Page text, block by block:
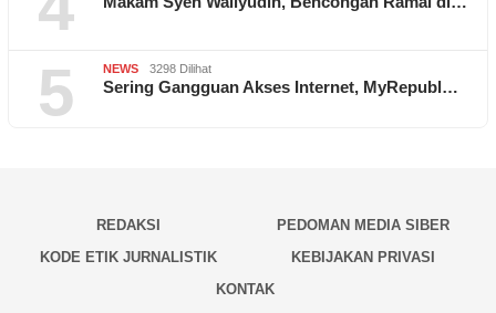
5 NEWS 3298 Dilihat
Sering Gangguan Akses Internet, MyRepubl…
REDAKSI
PEDOMAN MEDIA SIBER
KODE ETIK JURNALISTIK
KEBIJAKAN PRIVASI
KONTAK